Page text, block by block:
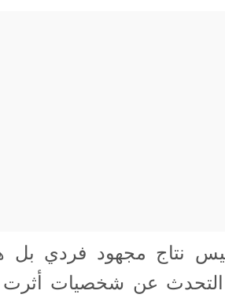
نتاج مجهود فردي بل
التحدث عن شخصيات أثرت